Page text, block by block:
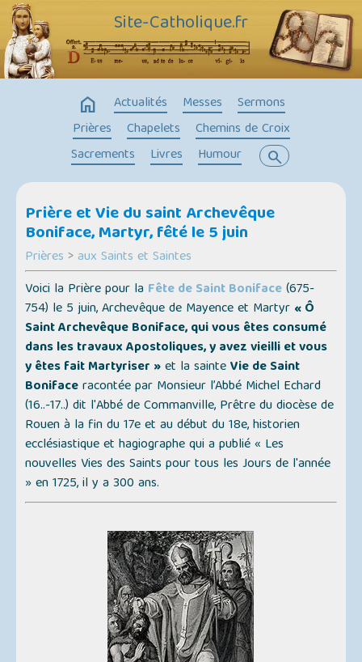
Site-Catholique.fr
home Actualités Messes
Sermons
Prières
Chapelets
Chemins de Croix
Sacrements
Livres Humour search
Prière et Vie du saint Archevêque
Boniface, Martyr, fêté le 5 juin
Prières > aux Saints et Saintes
Voici la Prière pour la Fête de Saint Boniface(675-
754) le 5 juin, Archevêque de Mayence et Martyr « Ô
Saint Archevêque Boniface, qui vous êtes consumé
dans les travaux Apostoliques, y avez vieilli et vous
y êtes fait Martyriser »et la sainteVie de Saint
Bonifaceracontée par Monsieur l’Abbé Michel Echard
(16..-17..) dit l'Abbé de Commanville, Prêtre du diocèse de
Rouen à la fin du 17e et au début du 18e, historien
ecclésiastique et hagiographe qui a publié« Les
nouvelles Vies des Saints pour tous les Jours de l'année
»en 1725, il y a 300 ans.